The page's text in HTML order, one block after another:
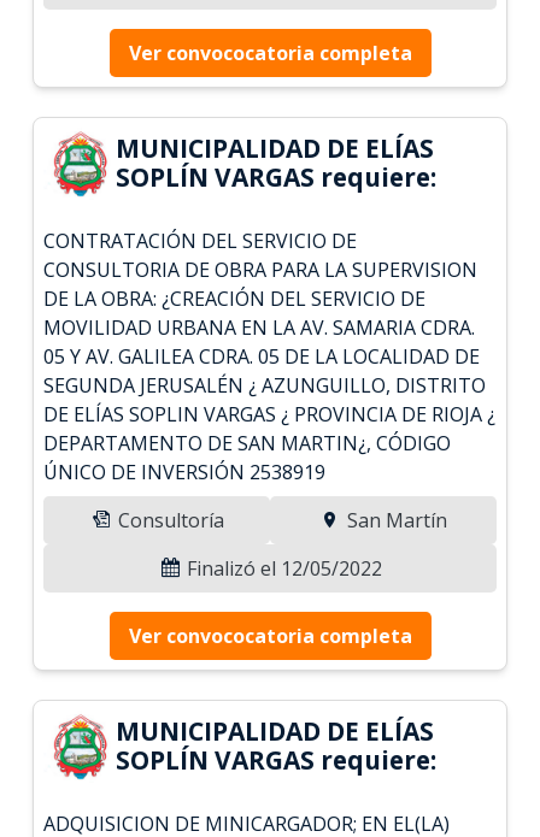
Ver convococatoria completa
MUNICIPALIDAD DE ELÍAS
SOPLÍN VARGAS requiere:
CONTRATACIÓN DEL SERVICIO DE
CONSULTORIA DE OBRA PARA LA SUPERVISION
DE LA OBRA: ¿CREACIÓN DEL SERVICIO DE
MOVILIDAD URBANA EN LA AV. SAMARIA CDRA.
05 Y AV. GALILEA CDRA. 05 DE LA LOCALIDAD DE
SEGUNDA JERUSALÉN ¿ AZUNGUILLO, DISTRITO
DE ELÍAS SOPLIN VARGAS ¿ PROVINCIA DE RIOJA ¿
DEPARTAMENTO DE SAN MARTIN¿, CÓDIGO
ÚNICO DE INVERSIÓN 2538919
Consultoría
San Martín
Finalizó el 12/05/2022
Ver convococatoria completa
MUNICIPALIDAD DE ELÍAS
SOPLÍN VARGAS requiere:
ADQUISICION DE MINICARGADOR; EN EL(LA)